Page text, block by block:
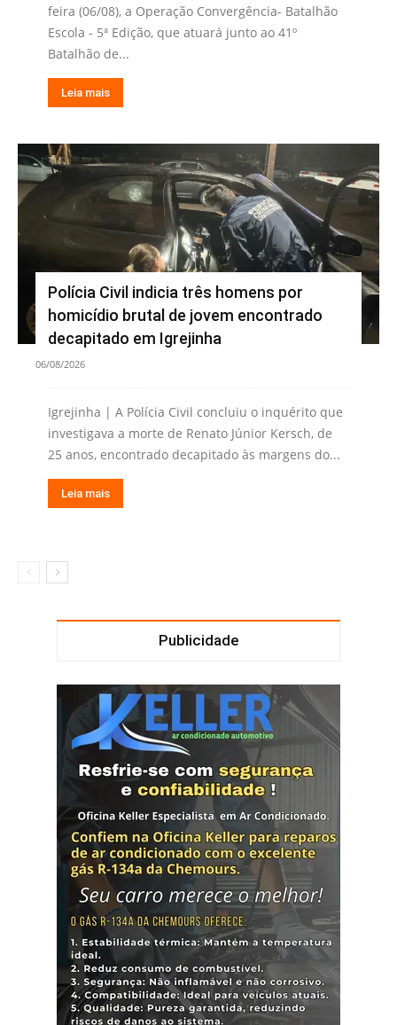
feira (06/08), a Operação Convergência- Batalhão
Escola - 5ª Edição, que atuará junto ao 41º
Batalhão de...
Leia mais
Polícia Civil indicia três homens por
homicídio brutal de jovem encontrado
decapitado em Igrejinha
06/08/2026
Igrejinha | A Polícia Civil concluiu o inquérito que
investigava a morte de Renato Júnior Kersch, de
25 anos, encontrado decapitado às margens do...
Leia mais
Publicidade